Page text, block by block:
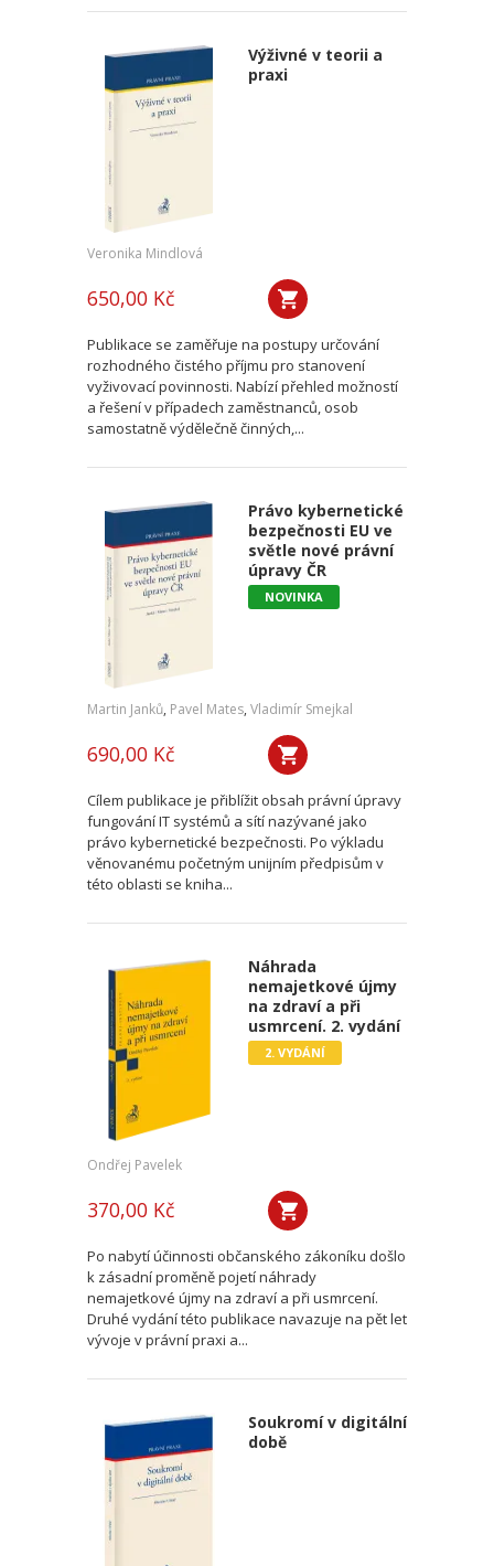
Výživné v teorii a
praxi
Veronika Mindlová
650,00 Kč
Publikace se zaměřuje na postupy určování
rozhodného čistého příjmu pro stanovení
vyživovací povinnosti. Nabízí přehled možností
a řešení v případech zaměstnanců, osob
samostatně výdělečně činných,...
Právo kybernetické
bezpečnosti EU ve
světle nové právní
úpravy ČR
NOVINKA
Martin Janků, Pavel Mates, Vladimír Smejkal
690,00 Kč
Cílem publikace je přiblížit obsah právní úpravy
fungování IT systémů a sítí nazývané jako
právo kybernetické bezpečnosti. Po výkladu
věnovanému početným unijním předpisům v
této oblasti se kniha...
Náhrada
nemajetkové újmy
na zdraví a při
usmrcení. 2. vydání
2. VYDÁNÍ
Ondřej Pavelek
370,00 Kč
Po nabytí účinnosti občanského zákoníku došlo
k zásadní proměně pojetí náhrady
nemajetkové újmy na zdraví a při usmrcení.
Druhé vydání této publikace navazuje na pět let
vývoje v právní praxi a...
Soukromí v digitální
době